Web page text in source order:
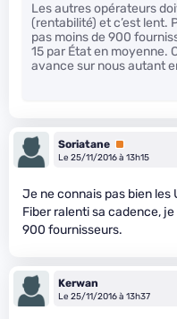
Les autres opérateurs
(rentabilité) et c’est lent.
pas moins de 900
15 par État en moyenne.
avance sur nous autant
Soriatane Premium
Le 25/11/2016 à 13h15
Je ne connais pas bien les
Fiber ralenti sa cadence,
900 fournisseurs.
Kerwan
Le 25/11/2016 à 13h37